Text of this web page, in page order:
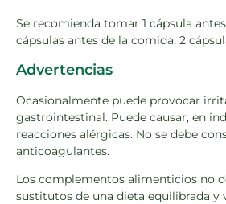
Se recomienda tomar 1 cápsula
cápsulas antes de la comida, 2
Advertencias
Ocasionalmente puede provocar
gastrointestinal. Puede causar, en
reacciones alérgicas. No se debe
anticoagulantes.
Los complementos alimenticios no
sustitutos de una dieta equilibrada y